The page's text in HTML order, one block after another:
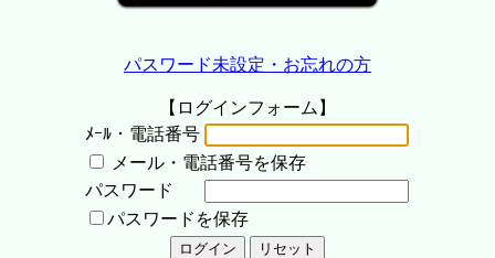
パスワード未設定・お忘れの方
【ログインフォーム】
ﾒｰﾙ・電話番号
メール・電話番号を保存
パスワード
パスワードを保存